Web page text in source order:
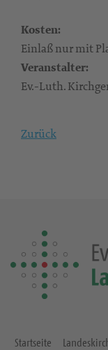
Kosten:
Einlaß nur mit
Veranstalter:
Ev.-Luth.
Zurück
Startseite